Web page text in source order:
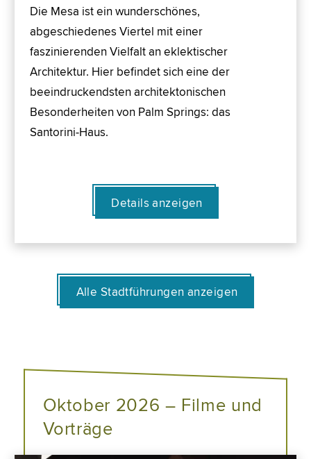
Die Mesa ist ein wunderschönes,
abgeschiedenes Viertel mit einer
faszinierenden Vielfalt an eklektischer
Architektur. Hier befindet sich eine der
beeindruckendsten architektonischen
Besonderheiten von Palm Springs: das
Santorini-Haus.
Details anzeigen
Alle Stadtführungen anzeigen
Oktober 2026 – Filme und
Vorträge